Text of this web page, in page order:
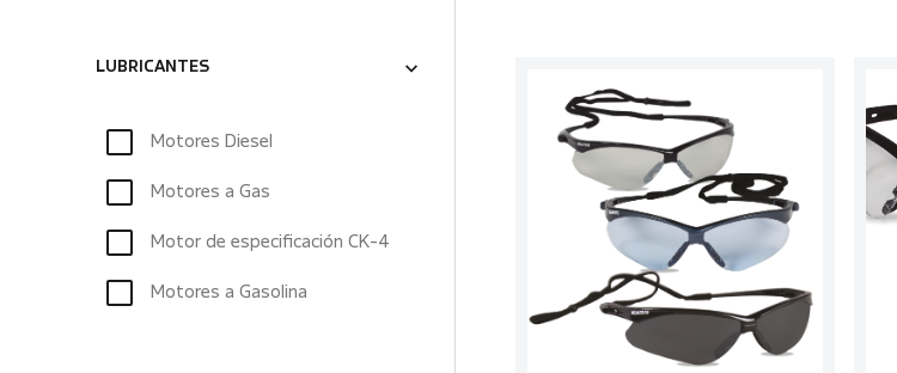
LUBRICANTES
Motores Diesel
Motores a Gas
Motor de especificación CK-4
Motores a Gasolina